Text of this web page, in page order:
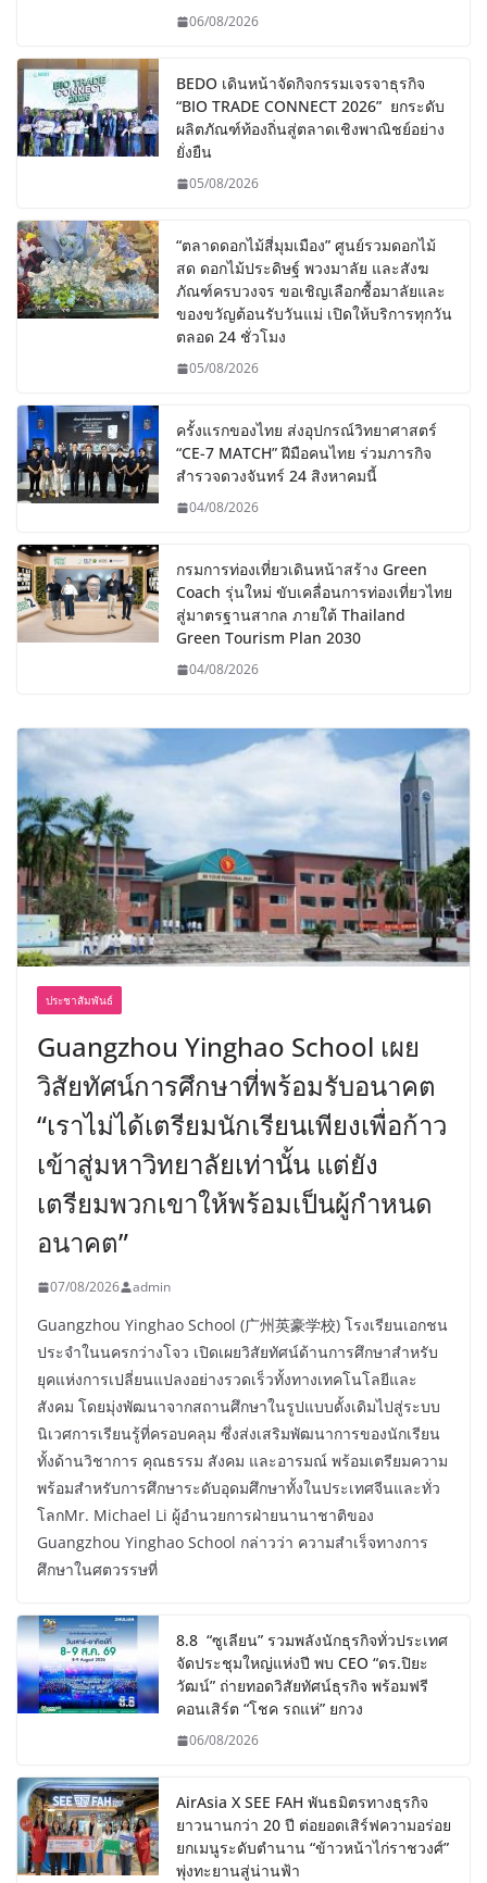
06/08/2026
BEDO เดินหน้าจัดกิจกรรมเจรจาธุรกิจ
“BIO TRADE CONNECT 2026” ยกระดับ
ผลิตภัณฑ์ท้องถิ่นสู่ตลาดเชิงพาณิชย์อย่าง
ยั่งยืน
05/08/2026
“ตลาดดอกไม้สี่มุมเมือง” ศูนย์รวมดอกไม้
สด ดอกไม้ประดิษฐ์ พวงมาลัย และสังฆ
ภัณฑ์ครบวงจร ขอเชิญเลือกซื้อมาลัยและ
ของขวัญต้อนรับวันแม่ เปิดให้บริการทุกวัน
ตลอด 24 ชั่วโมง
05/08/2026
ครั้งแรกของไทย ส่งอุปกรณ์วิทยาศาสตร์
“CE-7 MATCH” ฝีมือคนไทย ร่วมภารกิจ
สำรวจดวงจันทร์ 24 สิงหาคมนี้
04/08/2026
กรมการท่องเที่ยวเดินหน้าสร้าง Green
Coach รุ่นใหม่ ขับเคลื่อนการท่องเที่ยวไทย
สู่มาตรฐานสากล ภายใต้ Thailand
Green Tourism Plan 2030
04/08/2026
ประชาสัมพันธ์
Guangzhou Yinghao School เผย
วิสัยทัศน์การศึกษาที่พร้อมรับอนาคต
“เราไม่ได้เตรียมนักเรียนเพียงเพื่อก้าว
เข้าสู่มหาวิทยาลัยเท่านั้น แต่ยัง
เตรียมพวกเขาให้พร้อมเป็นผู้กำหนด
อนาคต”
07/08/2026 admin
Guangzhou Yinghao School (广州英豪学校) โรงเรียนเอกชน
ประจำในนครกว่างโจว เปิดเผยวิสัยทัศน์ด้านการศึกษาสำหรับ
ยุคแห่งการเปลี่ยนแปลงอย่างรวดเร็วทั้งทางเทคโนโลยีและ
สังคม โดยมุ่งพัฒนาจากสถานศึกษาในรูปแบบดั้งเดิมไปสู่ระบบ
นิเวศการเรียนรู้ที่ครอบคลุม ซึ่งส่งเสริมพัฒนาการของนักเรียน
ทั้งด้านวิชาการ คุณธรรม สังคม และอารมณ์ พร้อมเตรียมความ
พร้อมสำหรับการศึกษาระดับอุดมศึกษาทั้งในประเทศจีนและทั่ว
โลกMr. Michael Li ผู้อำนวยการฝ่ายนานาชาติของ
Guangzhou Yinghao School กล่าวว่า ความสำเร็จทางการ
ศึกษาในศตวรรษที่
8.8 “ซูเลียน” รวมพลังนักธุรกิจทั่วประเทศ
จัดประชุมใหญ่แห่งปี พบ CEO “ดร.ปิยะ
วัฒน์” ถ่ายทอดวิสัยทัศน์ธุรกิจ พร้อมฟรี
คอนเสิร์ต “โชค รถแห่” ยกวง
06/08/2026
AirAsia X SEE FAH พันธมิตรทางธุรกิจ
ยาวนานกว่า 20 ปี ต่อยอดเสิร์ฟความอร่อย
ยกเมนูระดับตำนาน “ข้าวหน้าไก่ราชวงศ์”
พุ่งทะยานสู่น่านฟ้า